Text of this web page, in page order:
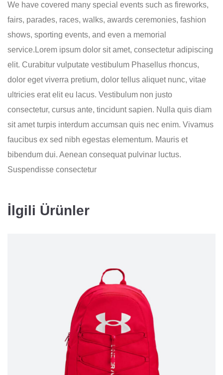
We have covered many special events such as fireworks,
fairs, parades, races, walks, awards ceremonies, fashion
shows, sporting events, and even a memorial
service.Lorem ipsum dolor sit amet, consectetur adipiscing
elit. Curabitur vulputate vestibulum Phasellus rhoncus,
dolor eget viverra pretium, dolor tellus aliquet nunc, vitae
ultricies erat elit eu lacus. Vestibulum non justo
consectetur, cursus ante, tincidunt sapien. Nulla quis diam
sit amet turpis interdum accumsan quis nec enim. Vivamus
faucibus ex sed nibh egestas elementum. Mauris et
bibendum dui. Aenean consequat pulvinar luctus.
Suspendisse consectetur
İlgili Ürünler